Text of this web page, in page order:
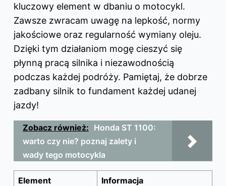
kluczowy element w dbaniu o motocykl.
Zawsze zwracam uwagę na lepkość, normy
jakościowe oraz regularność wymiany oleju.
Dzięki tym działaniom mogę cieszyć się
płynną pracą silnika i niezawodnością
podczas każdej podróży. Pamiętaj, że dobrze
zadbany silnik to fundament każdej udanej
jazdy!
Zobacz również: Honda ST 1100:
warto czy nie? poznaj zalety i
wady tego motocykla
Element
Informacja